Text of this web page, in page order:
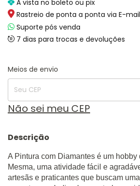
À vista no boleto ou pix
Rastreio de ponta a ponta via E-mail
Suporte pós venda
7 dias para trocas e devoluções
Entregas para o CEP:
Meios de envio
Não sei meu CEP
Descrição
A Pintura com Diamantes é um hobby
Mesma, uma atividade fácil e
artesãs e praticantes que buscam